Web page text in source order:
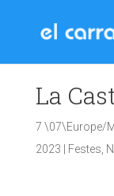
La
7 \07\Europe/
2023
Festes